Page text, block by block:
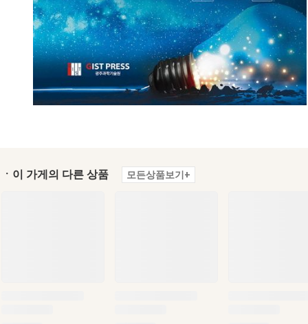
ㆍ이 가게의 다른 상품 모든상품보기+